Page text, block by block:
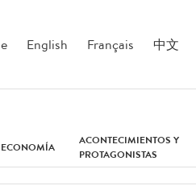
English Français 中文
ECONOMÍA
ACONTECIMIENTOS Y
PROTAGONISTAS